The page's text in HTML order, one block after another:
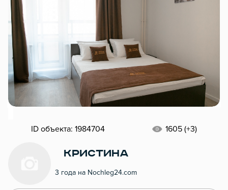
ID объекта: 1984704 1605 (+3)
Кристина
3 года на Nochleg24.com